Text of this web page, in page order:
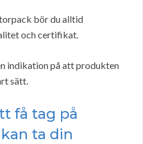
bör du alltid
och certifikat.
indikation på att produkten
sätt.
få tag på
ta din